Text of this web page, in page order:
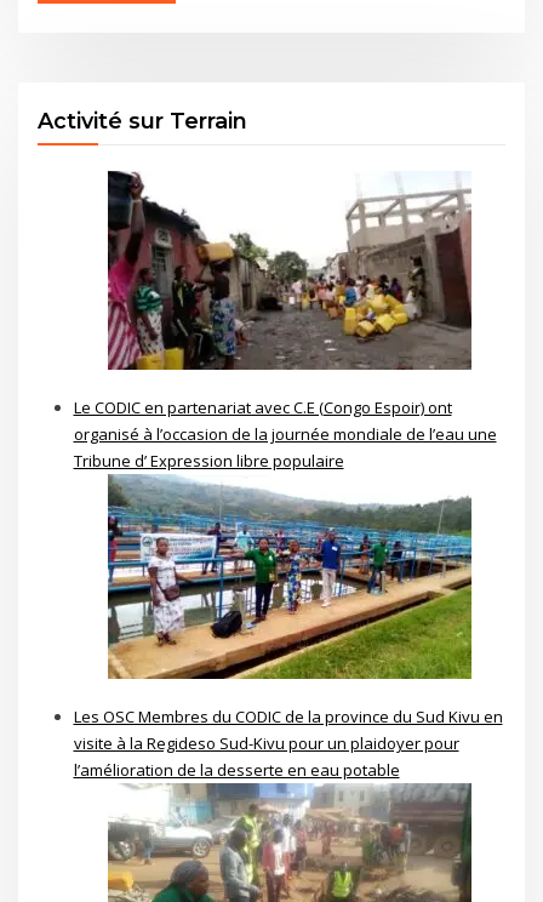
Activité sur Terrain
Le CODIC en partenariat avec C.E (Congo Espoir) ont
organisé à l’occasion de la journée mondiale de l’eau une
Tribune d’ Expression libre populaire
Les OSC Membres du CODIC de la province du Sud Kivu en
visite à la Regideso Sud-Kivu pour un plaidoyer pour
l’amélioration de la desserte en eau potable